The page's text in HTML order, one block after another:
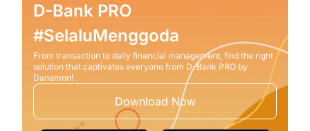
D-Bank PRO
#SelaluMenggoda
From transaction to daily financial management, find the right
solution that captivates everyone from D-Bank PRO by
Danamon!
Download Now